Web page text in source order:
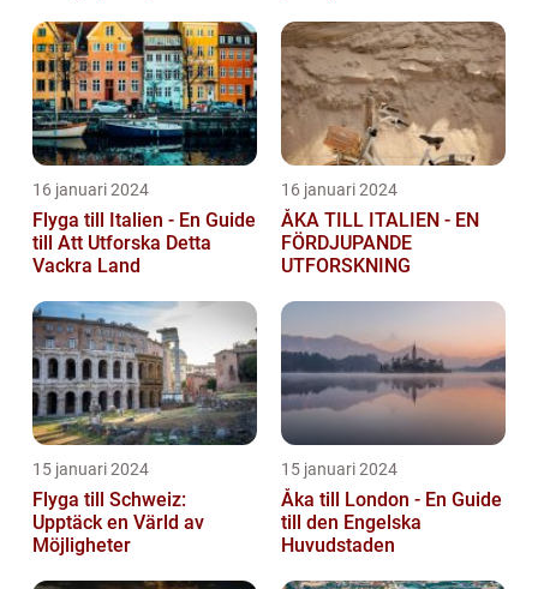
16 januari 2024
Flyga till Italien - En Guide
till Att Utforska Detta
Vackra Land
16 januari 2024
ÅKA TILL ITALIEN - EN
FÖRDJUPANDE
UTFORSKNING
15 januari 2024
Flyga till Schweiz:
Upptäck en Värld av
Möjligheter
15 januari 2024
Åka till London - En Guide
till den Engelska
Huvudstaden